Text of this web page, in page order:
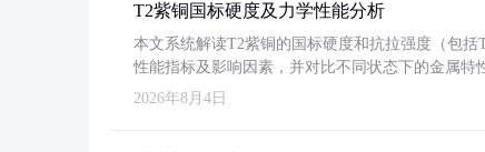
T2紫铜国标硬度及力学性能分析
本文系统解读T2紫铜的国标硬度和抗拉强度（包括
性能指标及影响因素，并对比不同状态下的金属特
2026年8月4日